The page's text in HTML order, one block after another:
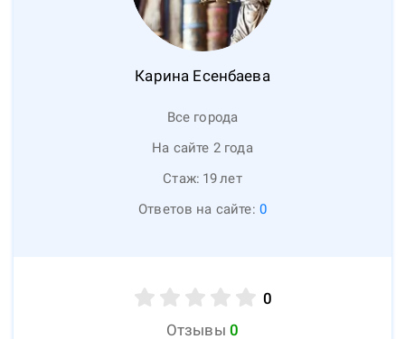
Карина Есенбаева
Все города
На сайте 2 года
Стаж: 19лет
Ответов на сайте: 0
0
Отзывы 0